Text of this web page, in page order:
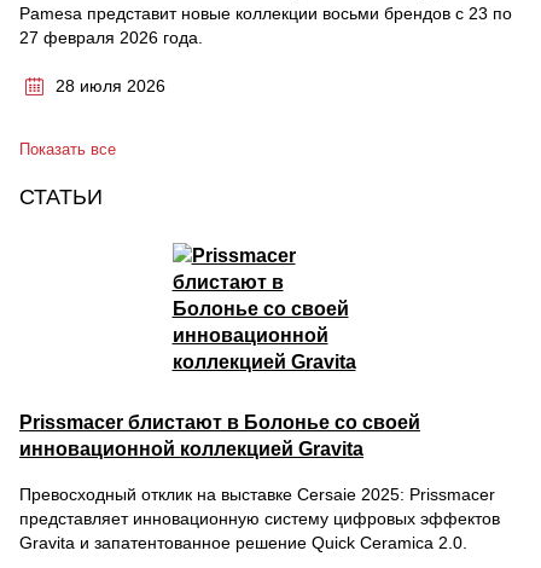
Pamesa представит новые коллекции восьми брендов с 23 по
27 февраля 2026 года.
28 июля 2026
Показать все
СТАТЬИ
Prissmacer блистают в Болонье со своей
инновационной коллекцией Gravita
Превосходный отклик на выставке Cersaie 2025: Prissmacer
представляет инновационную систему цифровых эффектов
Gravita и запатентованное решение Quick Ceramica 2.0.